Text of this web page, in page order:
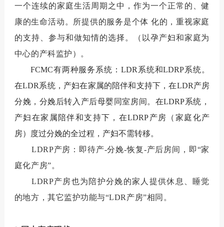
一个连续的家庭生活周期之中，作为一个正常的、健
康的生命活动。所提供的服务是个体 化的，重视家庭
的支持、参与和做知情的选择。（以孕产妇和家庭为
中心的产科监护）。
FCMC有两种服务系统： LDR 系统和LDRP系统。
在LDR系统，产妇在家属的陪伴和支持下，在LDR产房
分娩，分娩后转入产后母婴同室房间。在LDRP系统，
产妇在家属陪伴和支持下，在LDRP产房（家庭化产
房）度过分娩的全过程，产妇不需转移。
LDRP产房：即待产-分娩-恢复-产后房间，即“家
庭化产房”。
LDRP产房也为陪护分娩的家人提供休息、睡觉
的地方，其它监护功能与“LDR 产房”相同。